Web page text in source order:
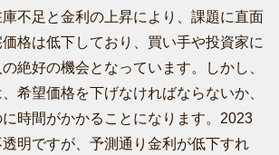
不足と金利の上昇により、課題に直面
格は低下しており、買い手や投資家に
絶好の機会となっています。しかし、
希望価格を下げなければならないか、
時間がかかることになります。2023
明ですが、予測通り金利が低下すれ